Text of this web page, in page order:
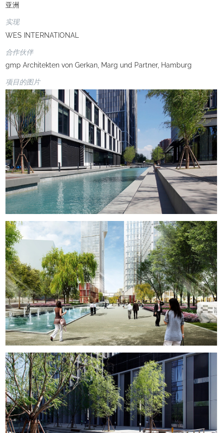
亚洲
实现
WES INTERNATIONAL
合作伙伴
gmp Architekten von Gerkan, Marg und Partner, Hamburg
项目的图片